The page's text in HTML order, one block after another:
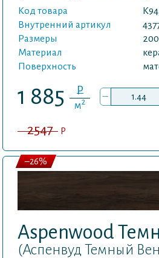
Код товара
Внутренний артикул
Размеры
Материал
Поверхность
1 885 P
м2 –
2547 P
Aspenwood
(Аспенвуд Темный
–26%